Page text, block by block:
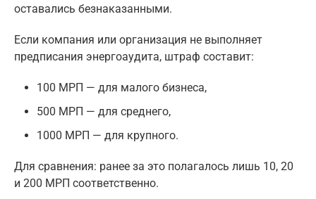
оставались безнаказанными.
Если компания или организация не выполняет
предписания энергоаудита, штраф составит:
100 МРП — для малого бизнеса,
500 МРП — для среднего,
1000 МРП — для крупного.
Для сравнения: ранее за это полагалось лишь 10, 20
и 200 МРП соответственно.